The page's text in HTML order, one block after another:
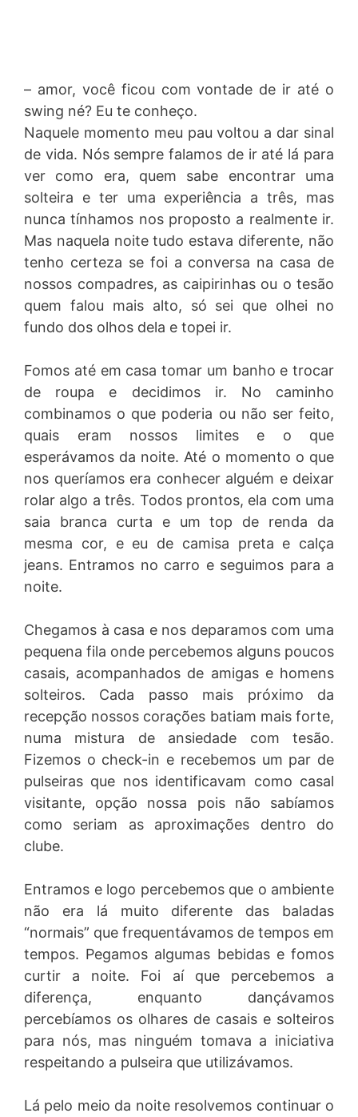
– amor, você ficou com vontade de ir até o
swing né? Eu te conheço.
Naquele momento meu pau voltou a dar sinal
de vida. Nós sempre falamos de ir até lá para
ver como era, quem sabe encontrar uma
solteira e ter uma experiência a três, mas
nunca tínhamos nos proposto a realmente ir.
Mas naquela noite tudo estava diferente, não
tenho certeza se foi a conversa na casa de
nossos compadres, as caipirinhas ou o tesão
quem falou mais alto, só sei que olhei no
fundo dos olhos dela e topei ir.
Fomos até em casa tomar um banho e trocar
de roupa e decidimos ir. No caminho
combinamos o que poderia ou não ser feito,
quais eram nossos limites e o que
esperávamos da noite. Até o momento o que
nos queríamos era conhecer alguém e deixar
rolar algo a três. Todos prontos, ela com uma
saia branca curta e um top de renda da
mesma cor, e eu de camisa preta e calça
jeans. Entramos no carro e seguimos para a
noite.
Chegamos à casa e nos deparamos com uma
pequena fila onde percebemos alguns poucos
casais, acompanhados de amigas e homens
solteiros. Cada passo mais próximo da
recepção nossos corações batiam mais forte,
numa mistura de ansiedade com tesão.
Fizemos o check-in e recebemos um par de
pulseiras que nos identificavam como casal
visitante, opção nossa pois não sabíamos
como seriam as aproximações dentro do
clube.
Entramos e logo percebemos que o ambiente
não era lá muito diferente das baladas
“normais” que frequentávamos de tempos em
tempos. Pegamos algumas bebidas e fomos
curtir a noite. Foi aí que percebemos a
diferença, enquanto dançávamos
percebíamos os olhares de casais e solteiros
para nós, mas ninguém tomava a iniciativa
respeitando a pulseira que utilizávamos.
Lá pelo meio da noite resolvemos continuar o